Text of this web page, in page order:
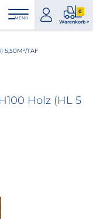
MENÜ
zum
Konto
0
Warenkorb >
0
5,50M²/TAF
Holz (HL 5